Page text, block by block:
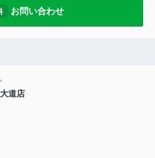
お問い合わせ
道店